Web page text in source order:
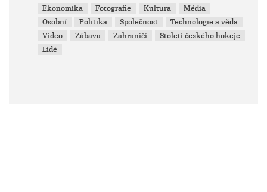
Ekonomika
Fotografie Kultura
Média
Osobní
Politika Společnost
Technologie a věda
Video
Zábava Zahraničí
Století českého hokeje
Lidé